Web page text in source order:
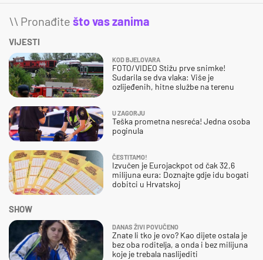
\\ Pronađite što vas zanima
VIJESTI
KOD BJELOVARA
FOTO/VIDEO Stižu prve snimke!
Sudarila se dva vlaka: Više je
ozlijeđenih, hitne službe na terenu
U ZAGORJU
Teška prometna nesreća! Jedna osoba
poginula
ČESTITAMO!
Izvučen je Eurojackpot od čak 32,6
milijuna eura: Doznajte gdje idu bogati
dobitci u Hrvatskoj
SHOW
DANAS ŽIVI POVUČENO
Znate li tko je ovo? Kao dijete ostala je
bez oba roditelja, a onda i bez milijuna
koje je trebala naslijediti